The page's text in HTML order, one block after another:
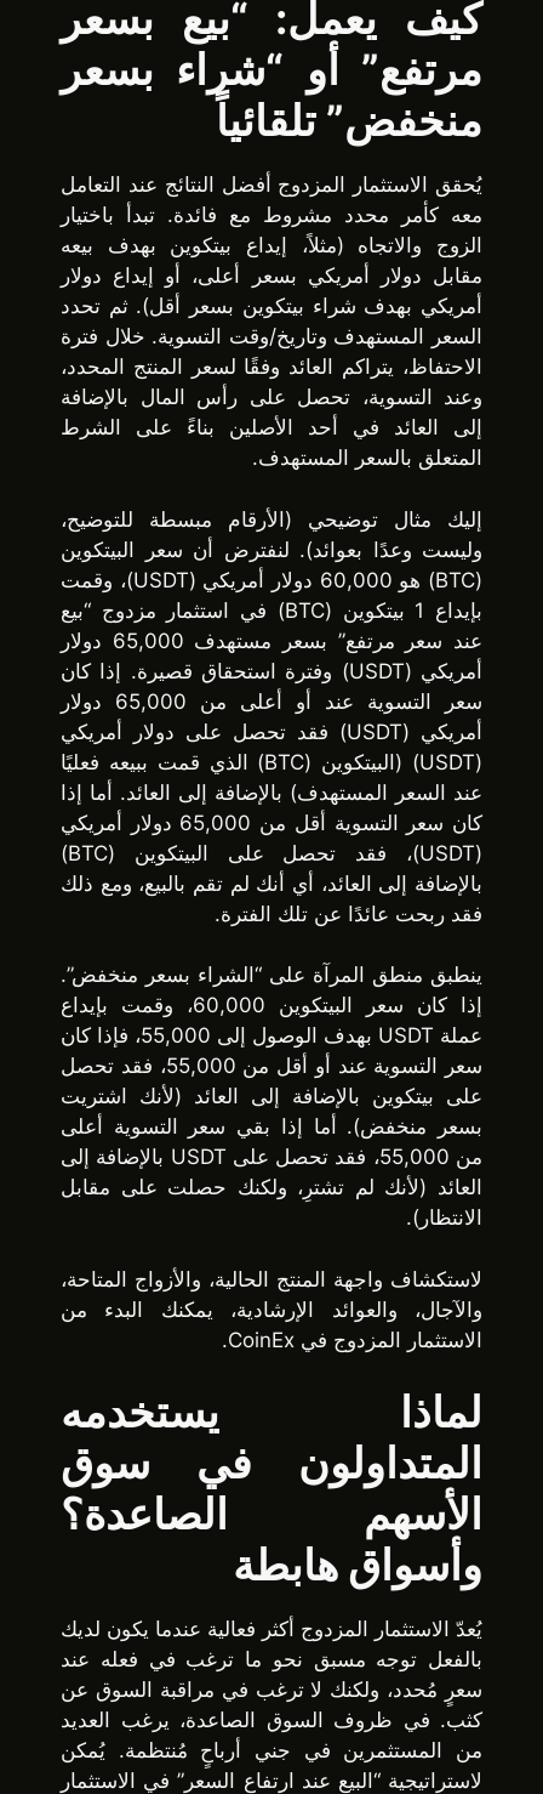
كيف يعمل: “بيع بسعر
مرتفع” أو “شراء بسعر
منخفض” تلقائياً
يُحقق الاستثمار المزدوج أفضل النتائج عند التعامل
معه كأمر محدد مشروط مع فائدة. تبدأ باختيار
الزوج والاتجاه (مثلاً، إيداع بيتكوين بهدف بيعه
مقابل دولار أمريكي بسعر أعلى، أو إيداع دولار
أمريكي بهدف شراء بيتكوين بسعر أقل). ثم تحدد
السعر المستهدف وتاريخ/وقت التسوية. خلال فترة
الاحتفاظ، يتراكم العائد وفقًا لسعر المنتج المحدد،
وعند التسوية، تحصل على رأس المال بالإضافة
إلى العائد في أحد الأصلين بناءً على الشرط
المتعلق بالسعر المستهدف.
إليك مثال توضيحي (الأرقام مبسطة للتوضيح،
وليست وعدًا بعوائد). لنفترض أن سعر البيتكوين
(BTC) هو 60,000 دولار أمريكي (USDT)، وقمت
بإيداع 1 بيتكوين (BTC) في استثمار مزدوج “بيع
عند سعر مرتفع” بسعر مستهدف 65,000 دولار
أمريكي (USDT) وفترة استحقاق قصيرة. إذا كان
سعر التسوية عند أو أعلى من 65,000 دولار
أمريكي (USDT) فقد تحصل على دولار أمريكي
(USDT) (البيتكوين (BTC) الذي قمت ببيعه فعليًا
عند السعر المستهدف) بالإضافة إلى العائد. أما إذا
كان سعر التسوية أقل من 65,000 دولار أمريكي
(USDT)، فقد تحصل على البيتكوين (BTC)
بالإضافة إلى العائد، أي أنك لم تقم بالبيع، ومع ذلك
فقد ربحت عائدًا عن تلك الفترة.
ينطبق منطق المرآة على “الشراء بسعر منخفض”.
إذا كان سعر البيتكوين 60,000، وقمت بإيداع
عملة USDT بهدف الوصول إلى 55,000، فإذا كان
سعر التسوية عند أو أقل من 55,000، فقد تحصل
على بيتكوين بالإضافة إلى العائد (لأنك اشتريت
بسعر منخفض). أما إذا بقي سعر التسوية أعلى
من 55,000، فقد تحصل على USDT بالإضافة إلى
العائد (لأنك لم تشترِ، ولكنك حصلت على مقابل
الانتظار).
لاستكشاف واجهة المنتج الحالية، والأزواج المتاحة،
والآجال، والعوائد الإرشادية، يمكنك البدء من
الاستثمار المزدوج في CoinEx.
لماذا يستخدمه
المتداولون في سوق
الأسهم الصاعدة؟
وأسواق هابطة
يُعدّ الاستثمار المزدوج أكثر فعالية عندما يكون لديك
بالفعل توجه مسبق نحو ما ترغب في فعله عند
سعرٍ مُحدد، ولكنك لا ترغب في مراقبة السوق عن
كثب. في ظروف السوق الصاعدة، يرغب العديد
من المستثمرين في جني أرباحٍ مُنتظمة. يُمكن
لاستراتيجية “البيع عند ارتفاع السعر” في الاستثمار